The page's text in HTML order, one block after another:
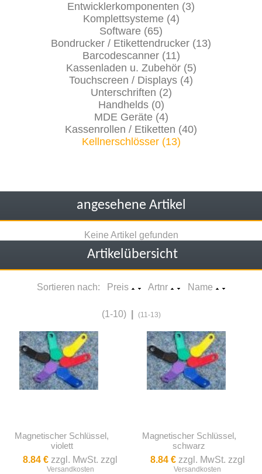
Entwicklerkomponenten (3)
Komplettsysteme (4)
Software (65)
Bondrucker / Etikettendrucker (13)
Barcodescanner (11)
Kassenladen u. Zubehör (5)
Touchscreen / Displays (4)
Unterschriften (2)
Handhelds (0)
MDE Geräte (4)
Kassenrollen / Etiketten (40)
Kellnerschlösser (13)
angesehene Artikel
Keine Artikel gefunden
Artikelübersicht
Sortieren nach: Preis Artnr Name
(1-10) (11-13)
Magnetischer Schlüssel,
violett
8.84 € zzgl. MwSt. zzgl
Versandkosten
Magnetischer Schlüssel,
schwarz
8.84 €zzgl. MwSt. zzgl
Versandkosten